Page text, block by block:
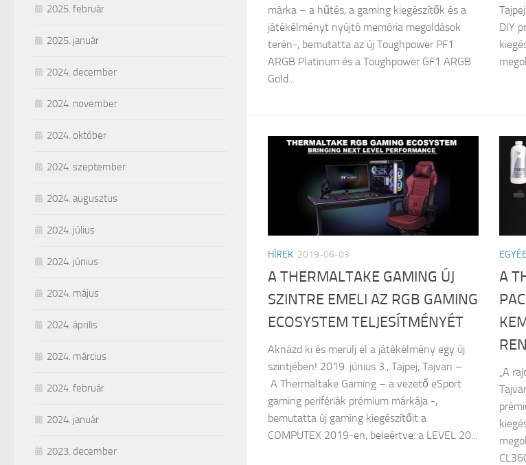
márka – a hűtés, a gaming kiegészítők és a
játékélményt nyújtó memória megoldások
terén-, bemutatta az új Toughpower PF1
ARGB Platinum és a Toughpower GF1 ARGB
Gold...
DIY
HÍREK 2019-06-03
A THERMALTAKE GAMING ÚJ
SZINTRE EMELI AZ RGB GAMING
ECOSYSTEM TELJESÍTMÉNYÉT
Aknázd ki és merülj el a játékélmény egy új
szintjében! 2019. június 3., Tajpej, Tajvan –
A Thermaltake Gaming – a vezető eSport
gaming perifériák prémium márkája -,
bemutatta új gaming kiegészítőit a
COMPUTEX 2019-en, beleértve: a LEVEL 20...
A
„A
2025. február
2025. január
2024. december
2024. november
2024. október
2024. szeptember
2024. augusztus
2024. július
2024. június
2024. május
2024. április
2024. március
2024. február
2024. január
2023. december